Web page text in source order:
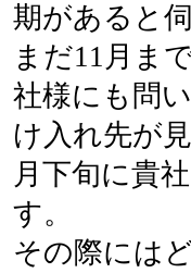
期があると
まだ11月ま
社様にも問
け入れ先が
月下旬に貴
す。
その際には